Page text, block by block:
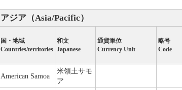
アジア（Asia/Pacific）
国・地域
Countries/territories
和文
Japanese
通貨単位
Currency Unit
略号
Code
American Samoa
米領土サモ
ア